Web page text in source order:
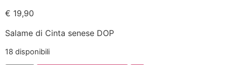
€ 19,90
Salame di Cinta senese DOP
18 disponibili